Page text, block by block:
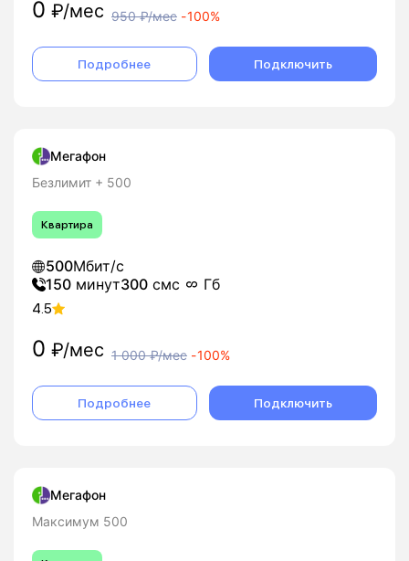
0 ₽/мес 950₽/мес -100%
Подробнее Подключить
Мегафон
Безлимит + 500
Квартира
500Мбит/с
150 минут300 смс Гб
4.5
0 ₽/мес 1 000₽/мес -100%
Подробнее Подключить
Мегафон
Максимум 500